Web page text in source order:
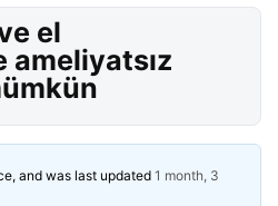
el
and was last updated 1 month, 3